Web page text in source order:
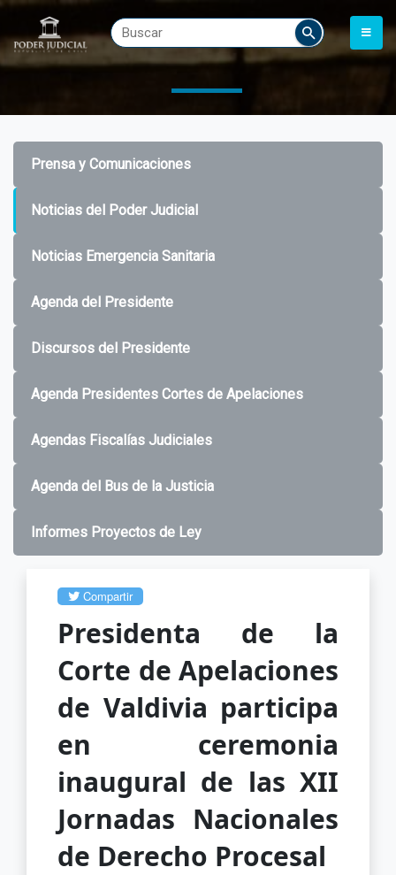
Prensa y Comunicaciones
Noticias del Poder Judicial
Noticias Emergencia Sanitaria
Agenda del Presidente
Discursos del Presidente
Agenda Presidentes Cortes de Apelaciones
Agendas Fiscalías Judiciales
Agenda del Bus de la Justicia
Informes Proyectos de Ley
Compartir
Presidenta de la
Corte de Apelaciones
de Valdivia participa
en ceremonia
inaugural de las XII
Jornadas Nacionales
de Derecho Procesal